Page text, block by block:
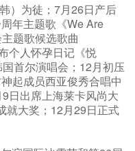
）为徒；7月26日产后
年主题歌《We Are
题歌候选歌曲
个人怀孕日记《悦
首尔演唱会；12月初压
起成员西亚俊秀合唱中
日出席上海莱卡风尚大
就大奖；12月29日正式